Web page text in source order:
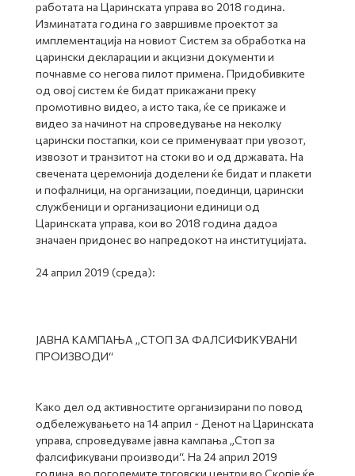
работата на Царинската управа во 2018 година.
Изминатата година го завршивме проектот за
имплементација на новиот Систем за обработка на
царински декларации и акцизни документи и
почнавме со негова пилот примена. Придобивките
од овој систем ќе бидат прикажани преку
промотивно видео, а исто така, ќе се прикаже и
видео за начинот на спроведување на неколку
царински постапки, кои се применуваат при увозот,
извозот и транзитот на стоки во и од државата. На
свечената церемонија доделени ќе бидат и плакети
и пофалници, на организации, поединци, царински
службеници и организациони единици од
Царинската управа, кои во 2018 година дадоа
значаен придонес во напредокот на институцијата.
24 април 2019 (среда):
ЈАВНА КАМПАЊА „СТОП ЗА ФАЛСИФИКУВАНИ
ПРОИЗВОДИ“
Како дел од активностите организирани по повод
одбележувањето на 14 април - Денот на Царинската
управа, спроведуваме јавна кампања „Стоп за
фалсификувани производи“. На 24 април 2019
година, во поголемите трговски центри во Скопје ќе